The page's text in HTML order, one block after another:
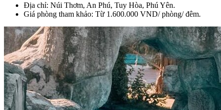
Địa chỉ: Núi Thơm, An Phú, Tuy Hòa, Phú Yên.
Giá phòng tham khảo: Từ 1.600.000 VND/ phòng/ đêm.